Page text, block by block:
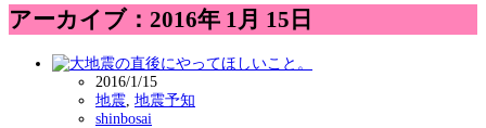
アーカイブ：2016年 1月 15日
2016/1/15
地震 地震予知
shinbosai